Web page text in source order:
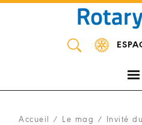
Accueil / Le mag / Invité
Panneau de gestion des